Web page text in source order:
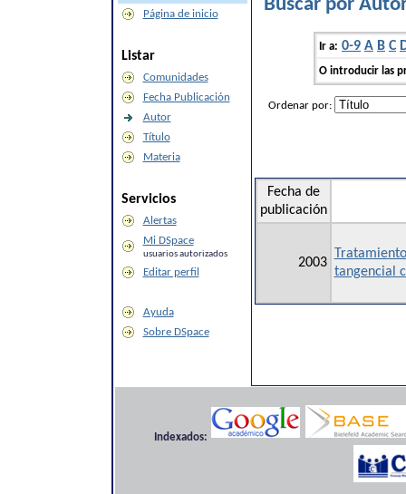
Página de inicio
Listar
Comunidades
Fecha Publicación
Autor
Título
Materia
Servicios
Alertas
Mi DSpace
usuarios autorizados
Editar perfil
Ayuda
Sobre DSpace
Buscar por
Ir a: 0-9 A B C
O introducir las
Ordenar por:
Fecha de
publicación
2003
tangencial
Indexados: